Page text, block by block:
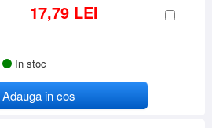
17,79 LEI
In stoc
Adauga in cos